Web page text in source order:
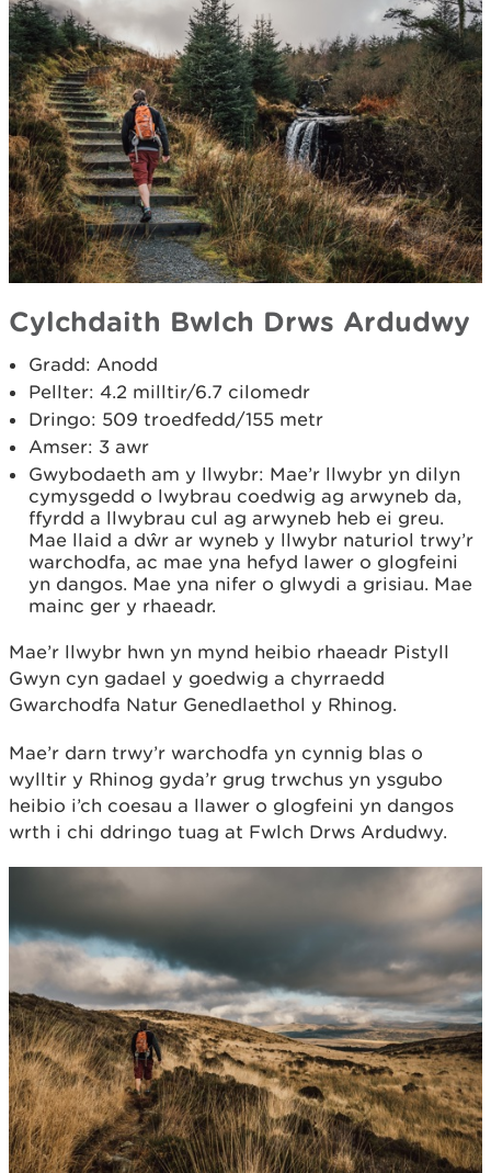
Cylchdaith Bwlch Drws Ardudwy
Gradd: Anodd
Pellter: 4.2 milltir/6.7 cilomedr
Dringo: 509 troedfedd/155 metr
Amser: 3 awr
Gwybodaeth am y llwybr: Mae’r llwybr yn dilyn
cymysgedd o lwybrau coedwig ag arwyneb da,
ffyrdd a llwybrau cul ag arwyneb heb ei greu.
Mae llaid a dŵr ar wyneb y llwybr naturiol trwy’r
warchodfa, ac mae yna hefyd lawer o glogfeini
yn dangos. Mae yna nifer o glwydi a grisiau. Mae
mainc ger y rhaeadr.
Mae’r llwybr hwn yn mynd heibio rhaeadr Pistyll
Gwyn cyn gadael y goedwig a chyrraedd
Gwarchodfa Natur Genedlaethol y Rhinog.
Mae’r darn trwy’r warchodfa yn cynnig blas o
wylltir y Rhinog gyda’r grug trwchus yn ysgubo
heibio i’ch coesau a llawer o glogfeini yn dangos
wrth i chi ddringo tuag at Fwlch Drws Ardudwy.